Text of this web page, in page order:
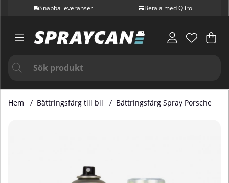
Snabba leveranser Betala med Qliro
.
Hem Bättringsfärg till bil Bättringsfärg Spray Porsche